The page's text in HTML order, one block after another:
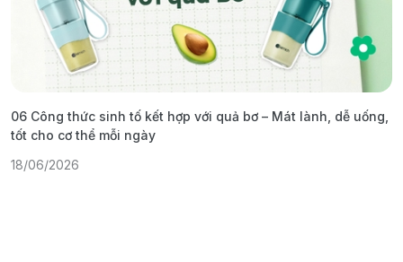
06 Công thức sinh tố kết hợp với quả bơ – Mát lành, dễ uống,
tốt cho cơ thể mỗi ngày
18/06/2026